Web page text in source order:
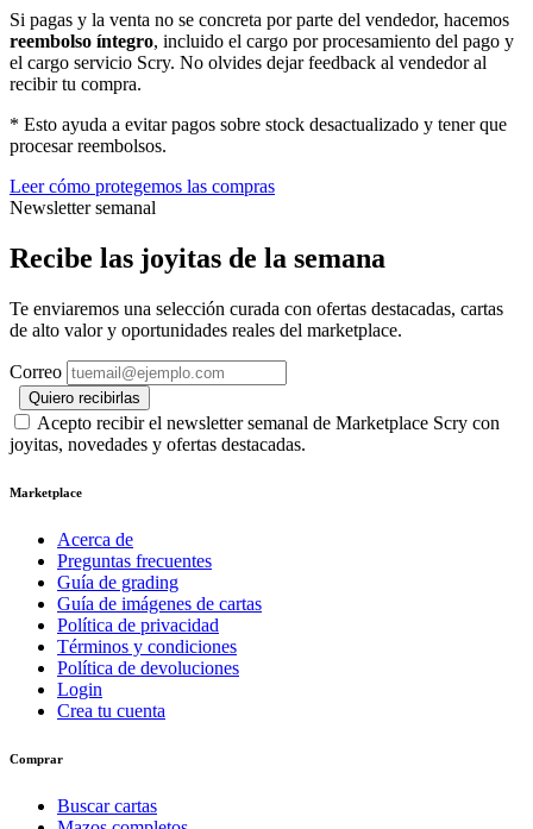
Si pagas y la venta no se concreta por parte del vendedor, hacemos
reembolso íntegro, incluido el cargo por procesamiento del pago y
el cargo servicio Scry. No olvides dejar feedback al vendedor al
recibir tu compra.
* Esto ayuda a evitar pagos sobre stock desactualizado y tener que
procesar reembolsos.
Leer cómo protegemos las compras
Newsletter semanal
Recibe las joyitas de la semana
Te enviaremos una selección curada con ofertas destacadas, cartas
de alto valor y oportunidades reales del marketplace.
Correo
Quiero recibirlas
Acepto recibir el newsletter semanal de Marketplace Scry con
joyitas, novedades y ofertas destacadas.
Marketplace
Acerca de
Preguntas frecuentes
Guía de grading
Guía de imágenes de cartas
Política de privacidad
Términos y condiciones
Política de devoluciones
Login
Crea tu cuenta
Comprar
Buscar cartas